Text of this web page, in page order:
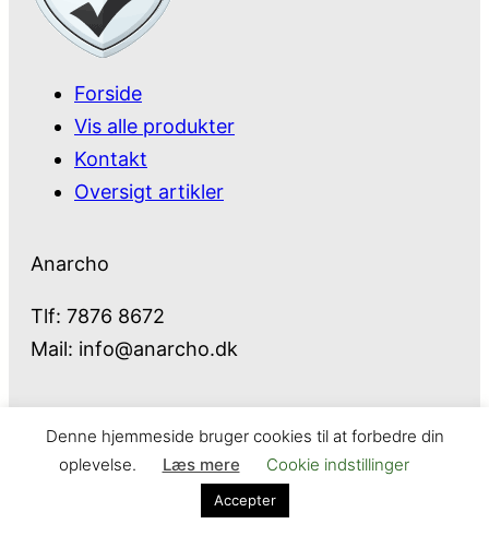
Forside
Vis alle produkter
Kontakt
Oversigt artikler
Anarcho
Tlf: 7876 8672
Mail: info@anarcho.dk
Anarcho – alt i Hårde Hvidevarer
Kontakt
Denne hjemmeside bruger cookies til at forbedre din
oplevelse.
Læs mere Cookie indstillinger
Accepter